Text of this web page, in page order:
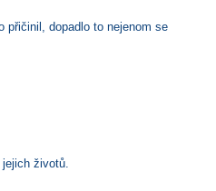
přičinil, dopadlo to nejenom se
životů.